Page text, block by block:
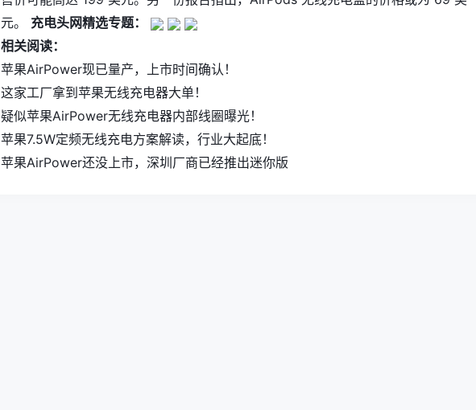
元。 充电头网精选专题：
相关阅读：
苹果AirPower现已量产，上市时间确认！
这家工厂拿到苹果无线充电器大单！
疑似苹果AirPower无线充电器内部线圈曝光！
苹果7.5W定频无线充电方案解读，行业大起底！
苹果AirPower还没上市，深圳厂商已经推出迷你版